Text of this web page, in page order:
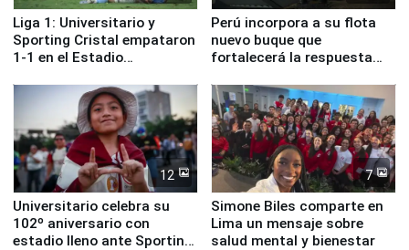
Liga 1: Universitario y
Sporting Cristal empataron
1-1 en el Estadio
Perú incorpora a su flota
nuevo buque que
fortalecerá la respuesta
12
Universitario celebra su
102º aniversario con
estadio lleno ante Sporting
7
Simone Biles comparte en
Lima un mensaje sobre
salud mental y bienestar